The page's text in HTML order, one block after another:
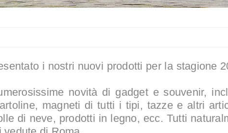
i nostri nuovi prodotti per la stagione
novità di gadget e souvenir,
magneti di tutti i tipi, tazze e altri
di neve, prodotti in legno, ecc. Tutti